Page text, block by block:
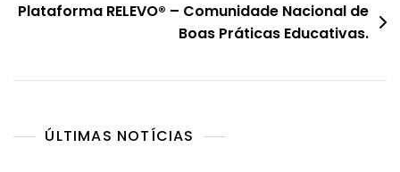
Plataforma RELEVO® – Comunidade Nacional de
Boas Práticas Educativas.
ÚLTIMAS NOTÍCIAS